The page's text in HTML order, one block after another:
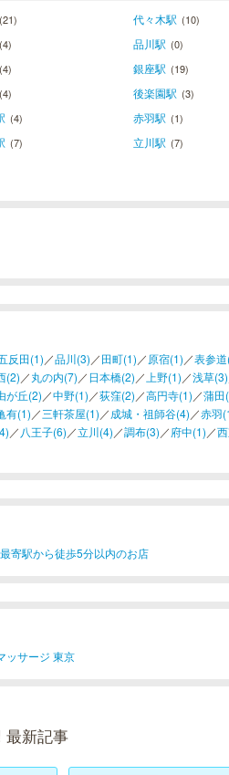
(21) 代々木駅 (10)
(4) 品川駅 (0)
(4) 銀座駅 (19)
(4) 後楽園駅 (3)
(4) 赤羽駅 (1)
(7) 立川駅 (7)
反田(1) ／品川(3) ／田町(1) ／原宿(1) ／表参
(2) ／丸の内(7) ／日本橋(2) ／ 上野(1) ／浅草(3)
が丘(2) ／中野(1) ／荻窪(2) ／高円寺(1) ／蒲田
有(1) ／三軒茶屋(1) ／成城・祖師谷(4) ／赤羽
／ 八王子(6) ／立川(4) ／調布(3) ／府中(1) ／
寄駅から徒歩5分以内のお店
ッサージ 東京
最新記事